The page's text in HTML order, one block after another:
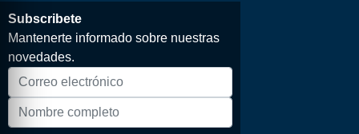
Subscribete
Mantenerte informado sobre nuestras
novedades.